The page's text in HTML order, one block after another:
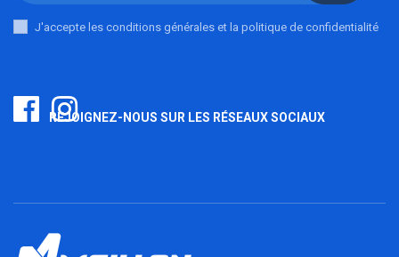
J'accepte les conditions générales et la politique de confidentialité
REJOIGNEZ-NOUS SUR LES RÉSEAUX SOCIAUX